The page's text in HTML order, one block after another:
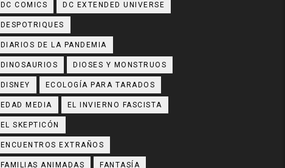
DC COMICS DC EXTENDED UNIVERSE
DESPOTRIQUES
DIARIOS DE LA PANDEMIA
DINOSAURIOS DIOSES Y MONSTRUOS
DISNEY ECOLOGÍA PARA TARADOS
EDAD MEDIA EL INVIERNO FASCISTA
EL SKEPTICÓN
ENCUENTROS EXTRAÑOS
FAMILIAS ANIMADAS FANTASÍA